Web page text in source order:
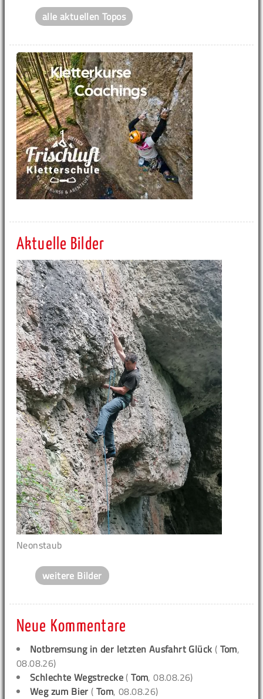
alle aktuellen Topos
Aktuelle Bilder
Neonstaub
weitere Bilder
Neue Kommentare
Notbremsung in der letzten Ausfahrt Glück ( Tom,
08.08.26)
Schlechte Wegstrecke (Tom, 08.08.26)
Weg zum Bier (Tom, 08.08.26)